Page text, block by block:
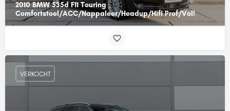
2010 BMW 535d F11 Touring
Comfortstoel/ACC/Nappaleer/Headup/Hifi Prof/Vol!
VERKOCHT